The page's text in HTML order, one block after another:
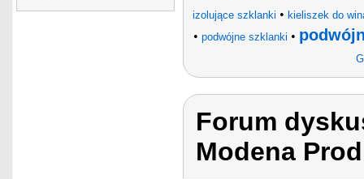
izolujące szklanki • kieliszek do
• podwójne szklanki •
Forum
Modena